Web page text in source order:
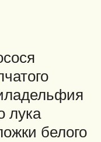
лука
белого